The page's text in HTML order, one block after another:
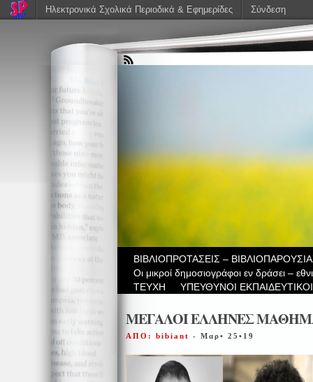
ΒIBΛΙΟΠΡΟΤΑΣΕΙΣ –
Οι μικροί δημοσιογράφοι εν δράσει –
ΤΕΥΧΗ
ΥΠΕΥΘΥΝΟΙ
ΜΕΓΑΛΟΙ ΕΛΛΗΝΕΣ
ΑΠΟ: bibiant - Μαρ• 25•19
Ηλεκτρονικά Σχολικά Περιοδικά & Εφημερίδες Σύνδεση